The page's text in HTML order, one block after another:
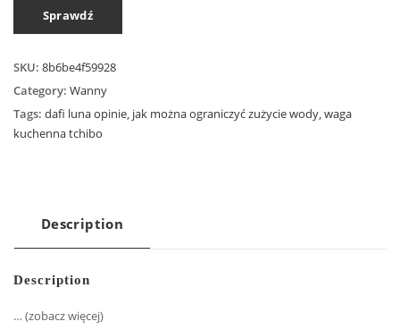
Sprawdź
SKU: 8b6be4f59928
Category: Wanny
Tags: dafi luna opinie, jak można ograniczyć zużycie wody,waga
kuchenna tchibo
Description
Description
… (zobacz więcej)